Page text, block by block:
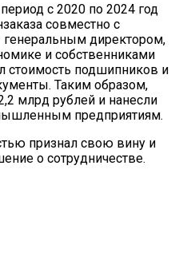
с 2020 по 2024 год
совместно с
директором,
и собственниками
стоимость подшипников и
Таким образом,
млрд рублей и нанесли
предприятиям.
признал свою вину и
о сотрудничестве.